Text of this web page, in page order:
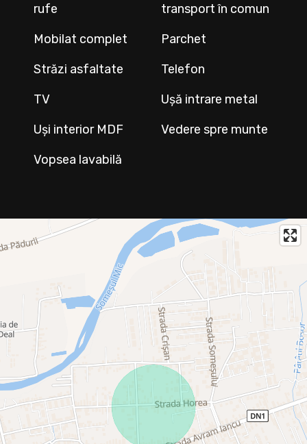
rufe
transport în comun
Mobilat complet
Parchet
Străzi asfaltate
Telefon
TV
Ușă intrare metal
Uși interior MDF
Vedere spre munte
Vopsea lavabilă